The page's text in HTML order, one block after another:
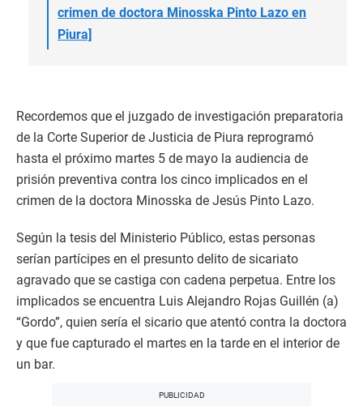
crimen de doctora Minosska Pinto Lazo en
Piura]
Recordemos que el juzgado de investigación preparatoria
de la Corte Superior de Justicia de Piura reprogramó
hasta el próximo martes 5 de mayo la audiencia de
prisión preventiva contra los cinco implicados en el
crimen de la doctora Minosska de Jesús Pinto Lazo.
Según la tesis del Ministerio Público, estas personas
serían partícipes en el presunto delito de sicariato
agravado que se castiga con cadena perpetua. Entre los
implicados se encuentra Luis Alejandro Rojas Guillén (a)
“Gordo”, quien sería el sicario que atentó contra la doctora
y que fue capturado el martes en la tarde en el interior de
un bar.